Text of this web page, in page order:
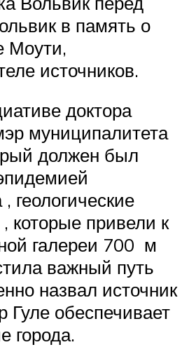
в память о
Моути,
источников.
доктора
муниципалитета
должен был
геологические
которые привели к
галереи 700 м
важный путь
назвал источник
Гуле обеспечивает
города.